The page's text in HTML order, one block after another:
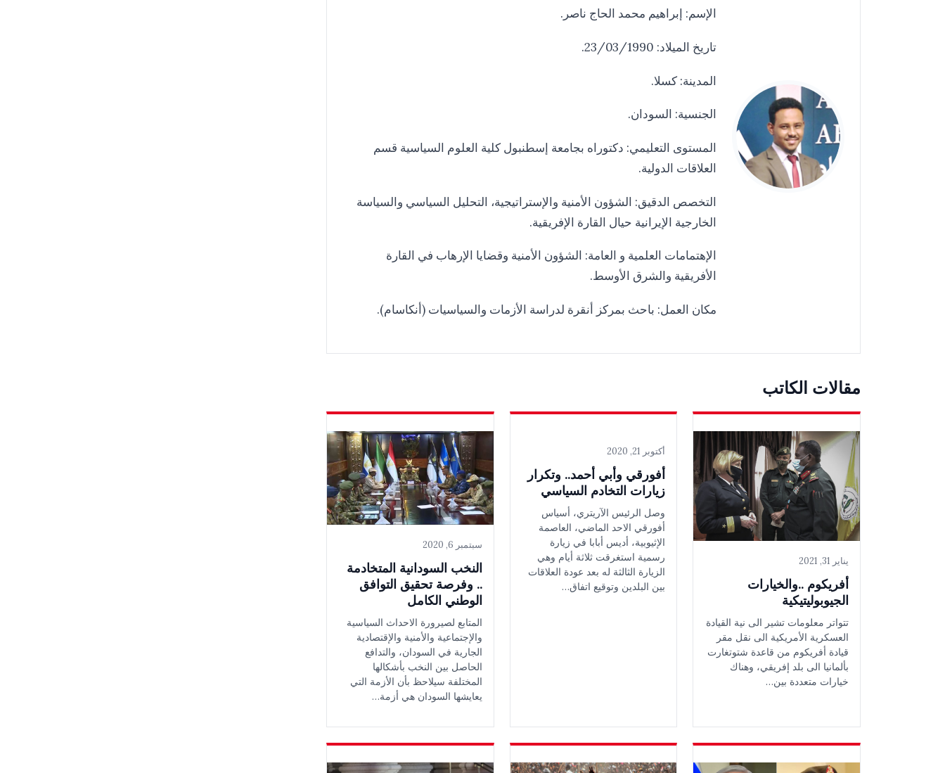
الإسم: إبراهيم محمد الحاج ناصر.
تاريخ الميلاد: 23/03/1990.
المدينة: كسلا.
الجنسية: السودان.
المستوى التعليمي: دكتوراه بجامعة إسطنبول كلية العلوم السياسية قسم
العلاقات الدولية.
التخصص الدقيق: الشؤون الأمنية والإستراتيجية، التحليل السياسي والسياسة
الخارجية الإيرانية حيال القارة الإفريقية.
الإهتمامات العلمية و العامة: الشؤون الأمنية وقضايا الإرهاب في القارة
الأفريقية والشرق الأوسط.
مكان العمل: باحث بمركز أنقرة لدراسة الأزمات والسياسيات (أنكاسام).
مقالات الكاتب
يناير 31, 2021
أفريكوم ..والخيارات
الجيوبوليتيكية
تتواتر معلومات تشير الى نية القيادة
العسكرية الأمريكية الى نقل مقر
قيادة أفريكوم من قاعدة شتوتغارت
بألمانيا الى بلد إفريقي، وهناك
خيارات متعددة بين…
أكتوبر 21, 2020
أفورقي وأبي أحمد.. وتكرار
زيارات التخادم السياسي
وصل الرئيس الآريتري، أسياس
أفورقي الاحد الماضي، العاصمة
الإثيوبية، أديس أبابا في زيارة
رسمية استغرقت ثلاثة أيام وهي
الزيارة الثالثة له بعد عودة العلاقات
بين البلدين وتوقيع اتفاق…
سبتمبر 6, 2020
النخب السودانية المتخادمة
.. وفرصة تحقيق التوافق
الوطني الكامل
المتابع لصيرورة الاحداث السياسية
والإجتماعية والأمنية والإقتصادية
الجارية في السودان، والتدافع
الحاصل بين النخب بأشكالها
المختلفة سيلاحظ بأن الأزمة التي
يعايشها السودان هي أزمة…